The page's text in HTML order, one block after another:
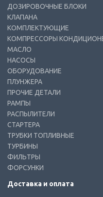
ДОЗИРОВОЧНЫЕ БЛОКИ
КЛАПАНА
КОМПЛЕКТУЮЩИЕ
КОМПРЕССОРЫ
МАСЛО
НАСОСЫ
ОБОРУДОВАНИЕ
ПЛУНЖЕРА
ПРОЧИЕ ДЕТАЛИ
РАМПЫ
РАСПЫЛИТЕЛИ
СТАРТЕРА
ТРУБКИ ТОПЛИВНЫЕ
ТУРБИНЫ
ФИЛЬТРЫ
ФОРСУНКИ
Доставка и оплата